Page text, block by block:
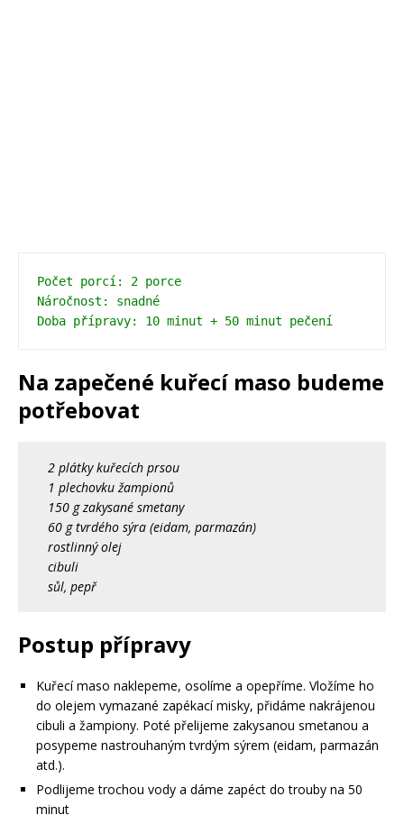
Počet porcí: 2 porce
Náročnost: snadné
Doba přípravy: 10 minut + 50 minut pečení
Na zapečené kuřecí maso budeme
potřebovat
2 plátky kuřecích prsou
1 plechovku žampionů
150 g zakysané smetany
60 g tvrdého sýra (eidam, parmazán)
rostlinný olej
cibuli
sůl, pepř
Postup přípravy
Kuřecí maso naklepeme, osolíme a opepříme. Vložíme ho
do olejem vymazané zapékací misky, přidáme nakrájenou
cibuli a žampiony. Poté přelijeme zakysanou smetanou a
posypeme nastrouhaným tvrdým sýrem (eidam, parmazán
atd.).
Podlijeme trochou vody a dáme zapéct do trouby na 50
minut